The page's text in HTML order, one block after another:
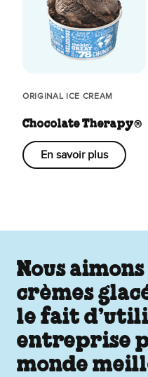
ORIGINAL ICE CREAM
Chocolate Therapy®
En savoir plus
Nous
crèmes
le fait
entreprise
monde